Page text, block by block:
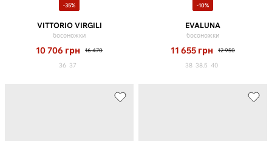
-35%
VITTORIO VIRGILI
босоножки
10 706 грн 16 470
36 37
-10%
EVALUNA
босоножки
11 655 грн 12 950
38 38.5 40